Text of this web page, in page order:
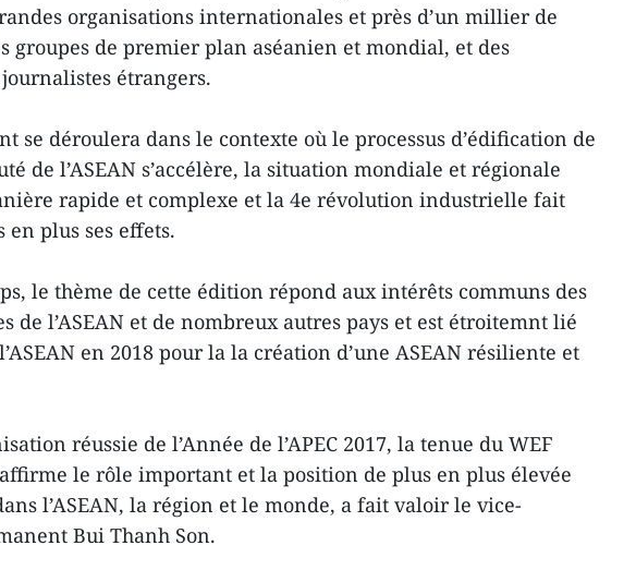
organisations internationales et près d’un millier de
groupes de premier plan aséanien et mondial, et des
étrangers.
se déroulera dans le contexte où le processus d’édification de
de l’ASEAN s’accélère, la situation mondiale et régionale
rapide et complexe et la 4e révolution industrielle fait
plus ses effets.
le thème de cette édition répond aux intérêts communs des
de l’ASEAN et de nombreux autres pays et est étroitemnt lié
en 2018 pour la la création d’une ASEAN résiliente et
réussie de l’Année de l’APEC 2017, la tenue du WEF
affirme le rôle important et la position de plus en plus élevée
l’ASEAN, la région et le monde, a fait valoir le vice-
Bui Thanh Son.